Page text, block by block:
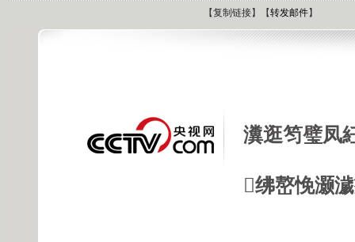
【复制链接】【转发邮件】
瀵逛笉璧凤
绋嶅悗灏